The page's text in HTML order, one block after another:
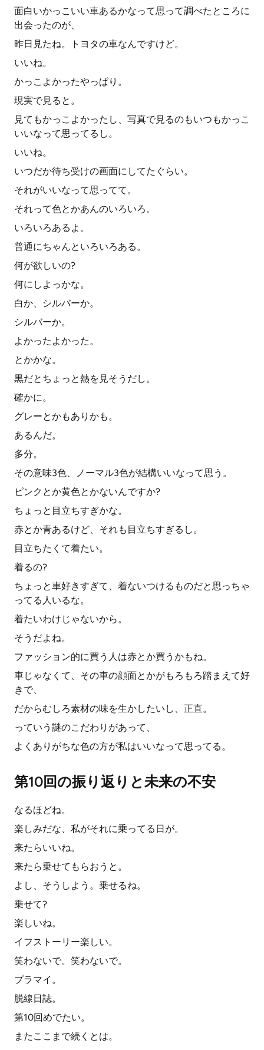
面白いかっこいい車あるかなって思って調べたところに
出会ったのが、
昨日見たね。トヨタの車なんですけど。
いいね。
かっこよかったやっぱり。
現実で見ると。
見てもかっこよかったし、写真で見るのもいつもかっこ
いいなって思ってるし。
いいね。
いつだか待ち受けの画面にしてたぐらい。
それがいいなって思ってて。
それって色とかあんのいろいろ。
いろいろあるよ。
普通にちゃんといろいろある。
何が欲しいの?
何にしよっかな。
白か、シルバーか。
シルバーか。
よかったよかった。
とかかな。
黒だとちょっと熱を見そうだし。
確かに。
グレーとかもありかも。
あるんだ。
多分。
その意味3色、ノーマル3色が結構いいなって思う。
ピンクとか黄色とかないんですか?
ちょっと目立ちすぎかな。
赤とか青あるけど、それも目立ちすぎるし。
目立ちたくて着たい。
着るの?
ちょっと車好きすぎて、着ないつけるものだと思っちゃ
ってる人いるな。
着たいわけじゃないから。
そうだよね。
ファッション的に買う人は赤とか買うかもね。
車じゃなくて、その車の顔面とかがもろもろ踏まえて好
きで、
だからむしろ素材の味を生かしたいし、正直。
っていう謎のこだわりがあって、
よくありがちな色の方が私はいいなって思ってる。
第10回の振り返りと未来の不安
なるほどね。
楽しみだな、私がそれに乗ってる日が。
来たらいいね。
来たら乗せてもらおうと。
よし、そうしよう。乗せるね。
乗せて?
楽しいね。
イフストーリー楽しい。
笑わないで。笑わないで。
プラマイ。
脱線日誌。
第10回めでたい。
またここまで続くとは。